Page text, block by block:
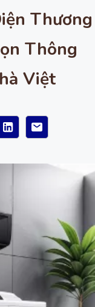
Thương
Thông
Việt